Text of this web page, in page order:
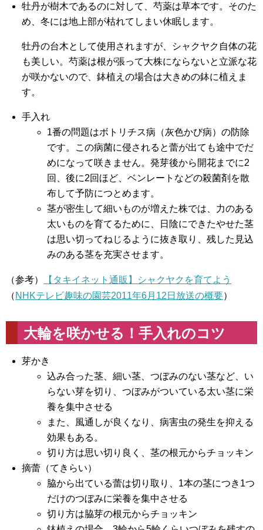
牡丹が樹木であるのに対して、芍薬は草本です。そのた
め、冬には地上部が枯れてしまい休眠します。
牡丹の台木として使用されますが、シャクヤク自体の花
も美しい。芍薬は根が張って大株にならないと立派な花
が咲かないので、鉢植えの場合は大きめの鉢に植えま
す。
手入れ
1番の問題はボトリチス病（灰色かび病）の防除
です。この病菌に侵されると蕾が出ても途中でだ
めになって咲きません。発芽後から開花までに2
回、後に2回ほど、ベンレートなどの殺菌剤を散
布して予防につとめます。
茎が密生して細いものが増えた株では、力のある
太いものを育てるために、日陰にできたやせた茎
は思い切ってねじるように抜き取り、残した見込
みのある茎を充実させます。
（参考）
【タキイネット通販】シャクヤクを育てよう
（ NHKテレビ趣味の園芸2011年6月12日放送の概要）
大輪を咲かせる！手入れのコツ
芽かき
込み合った茎、細い茎、つぼみのない茎など、い
らない芽を切り、つぼみがついている太い茎に栄
養を集中させる
また、風通しが良くなり、病害虫の発生を抑える
効果もある。
切り方は思い切り良く、茎の根元からチョッキン
摘蕾（てきらい）
脇から出ている蕾は切り取り、1本の茎につき1つ
だけのつぼみに栄養を集中させる
切り方は脇芽の根元からチョッキン